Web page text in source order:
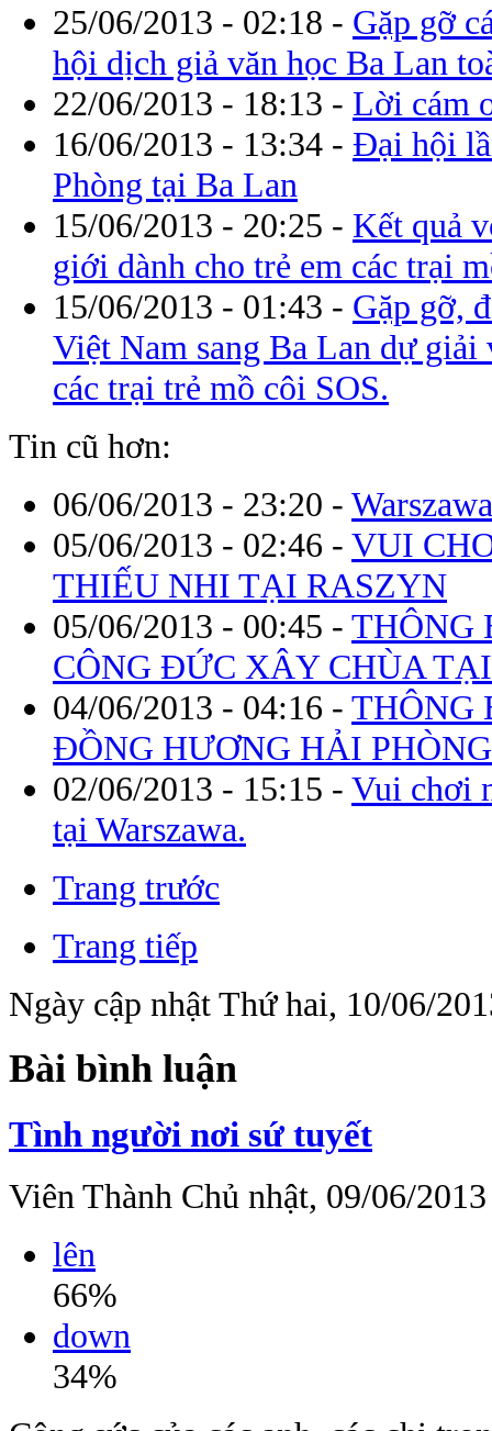
25/06/2013 - 02:18 - Gặp gỡ
hội dịch giả văn học Ba Lan
22/06/2013 - 18:13 - Lời cám
16/06/2013 - 13:34 - Đại hội
Phòng tại Ba Lan
15/06/2013 - 20:25 - Kết quả
giới dành cho trẻ em các trại
15/06/2013 - 01:43 - Gặp gỡ,
Việt Nam sang Ba Lan dự
các trại trẻ mồ côi SOS.
Tin cũ hơn:
06/06/2013 - 23:20 -
05/06/2013 - 02:46 - VUI
THIẾU NHI TẠI RASZYN
05/06/2013 - 00:45 - THÔNG
CÔNG ĐỨC XÂY CHÙA
04/06/2013 - 04:16 - THÔNG
ĐỒNG HƯƠNG HẢI
02/06/2013 - 15:15 - Vui chơi
tại Warszawa.
Trang trước
Trang tiếp
Ngày cập nhật Thứ hai, 10/06/
Bài bình luận
Tình người nơi sứ tuyết
Viên Thành Chủ nhật, 09/06/
lên
66%
down
34%